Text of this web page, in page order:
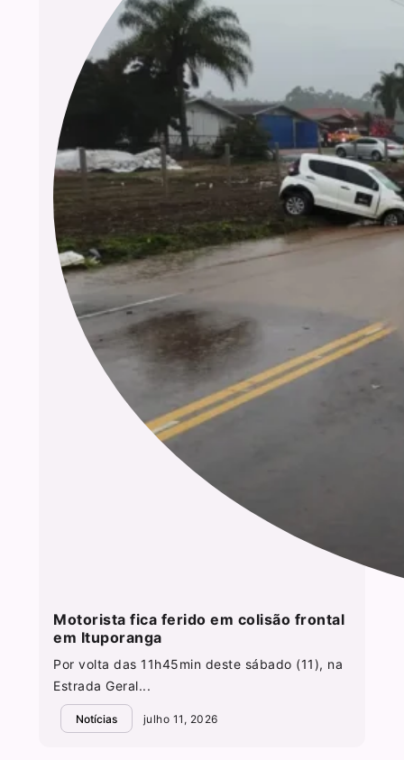
Motorista fica ferido em colisão frontal
em Ituporanga
Por volta das 11h45min deste sábado (11), na
Estrada Geral...
Notícias julho 11, 2026